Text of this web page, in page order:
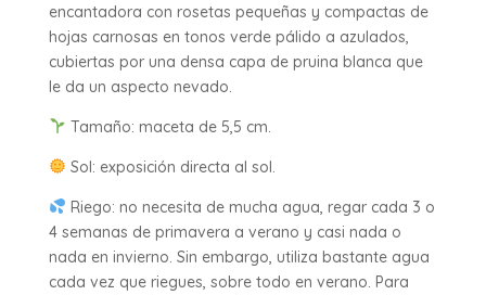
encantadora con rosetas pequeñas y compactas de
hojas carnosas en tonos verde pálido a azulados,
cubiertas por una densa capa de pruina blanca que
le da un aspecto nevado.
Tamaño: maceta de 5,5 cm.
Sol: exposición directa al sol.
Riego: no necesita de mucha agua, regar cada 3 o
4 semanas de primavera a verano y casi nada o
nada en invierno. Sin embargo, utiliza bastante agua
cada vez que riegues, sobre todo en verano. Para